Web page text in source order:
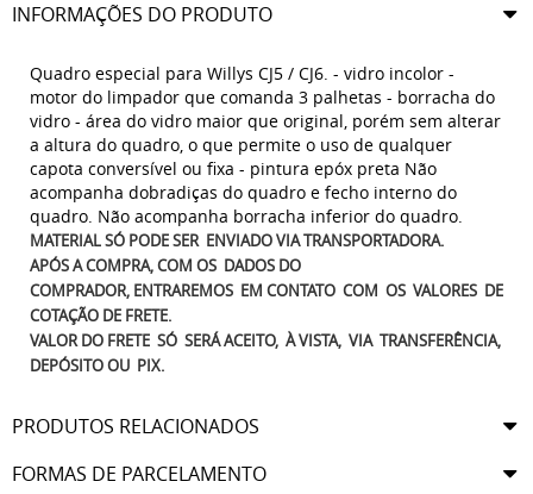
INFORMAÇÕES DO PRODUTO
Quadro especial para Willys CJ5 / CJ6. - vidro incolor -
motor do limpador que comanda 3 palhetas - borracha do
vidro - área do vidro maior que original, porém sem alterar
a altura do quadro, o que permite o uso de qualquer
capota conversível ou fixa - pintura epóx preta Não
acompanha dobradiças do quadro e fecho interno do
quadro. Não acompanha borracha inferior do quadro.
MATERIAL SÓ PODE SER ENVIADO VIA TRANSPORTADORA.
APÓS A COMPRA, COM OS DADOS DO
COMPRADOR, ENTRAREMOS EM CONTATO COM OS VALORES DE
COTAÇÃO DE FRETE.
VALOR DO FRETE SÓ SERÁ ACEITO, À VISTA, VIA TRANSFERÊNCIA,
DEPÓSITO OU PIX.
PRODUTOS RELACIONADOS
FORMAS DE PARCELAMENTO